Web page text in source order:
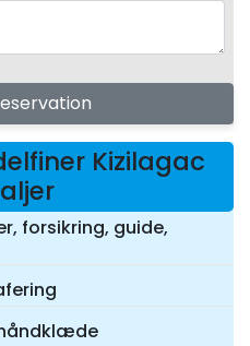
Kizilagac
forsikring, guide,